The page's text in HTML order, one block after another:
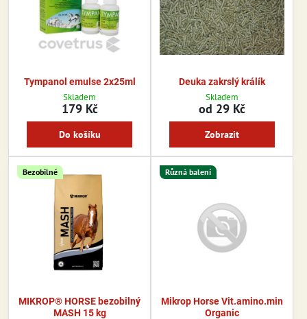
Tympanol emulse 2x25ml
Skladem
179 Kč
Do košíku
Deuka zakrslý králík
Skladem
od 29 Kč
Zobrazit
Bezobilné
MIKROP® HORSE bezobilný
MASH 15 kg
Různá balení
Mikrop Horse Vit.amino.min
Organic